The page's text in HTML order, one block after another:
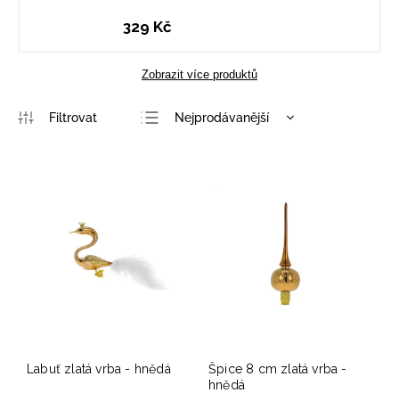
329 Kč
Zobrazit více produktů
Nejprodávanější
Labuť zlatá vrba - hnědá
Špice 8 cm zlatá vrba -
hnědá